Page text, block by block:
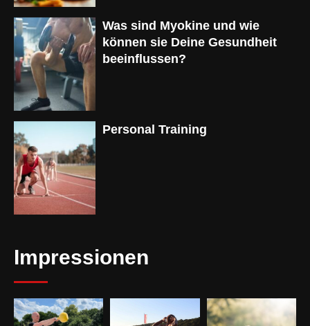
Was sind Myokine und wie
können sie Deine Gesundheit
beeinflussen?
Personal Training
Impressionen